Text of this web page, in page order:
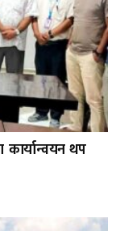
कार्यान्वयन थप